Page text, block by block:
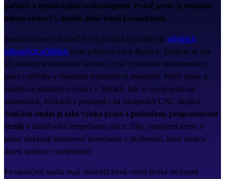
počítači a nejnovějšími technologiemi. Právě proto je studium
tohoto oboru i v dnešní době velmi perspektivní.
Studium oboru Obráběč kovů probíhá nejčastěji na středních
odborných učilištích nebo průmyslových školách. Studenti se zde
učí základy technického kreslení, čtení výkresové dokumentace,
práci s měřidly a vlastnosti technických materiálů. Velký důraz je
kladen na praktickou výuku v dílnách, kde si osvojí práci na
soustruzích, frézkách a postupně i na moderních CNC strojích.
Součástí studia je také výuka práce s počítačem, programování
strojů a dodržování bezpečnosti práce. Díky propojení teorie a
praxe získávají absolventi dovednosti a zkušenosti, které mohou
ihned uplatnit v zaměstnání.
Po ukončení studia mají obráběči kovů velmi široké možnosti